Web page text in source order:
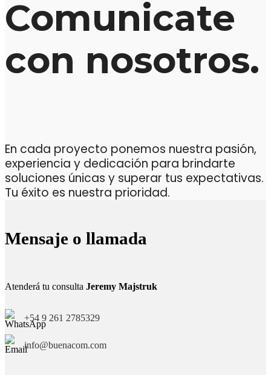
Comunicate
con nosotros.
En cada proyecto ponemos nuestra pasión,
experiencia y dedicación para brindarte
soluciones únicas y superar tus expectativas.
Tu éxito es nuestra prioridad.
Mensaje o llamada
Atenderá tu consulta Jeremy Majstruk
+54 9 261 2785329
info@buenacom.com